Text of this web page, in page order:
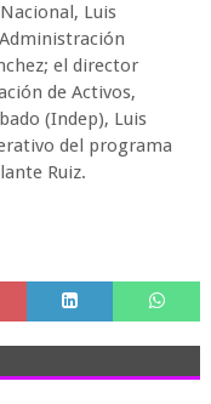
Luis
el director
de Activos,
(Indep), Luis
del programa
Ruiz.